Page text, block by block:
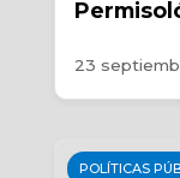
23
POLÍTICAS